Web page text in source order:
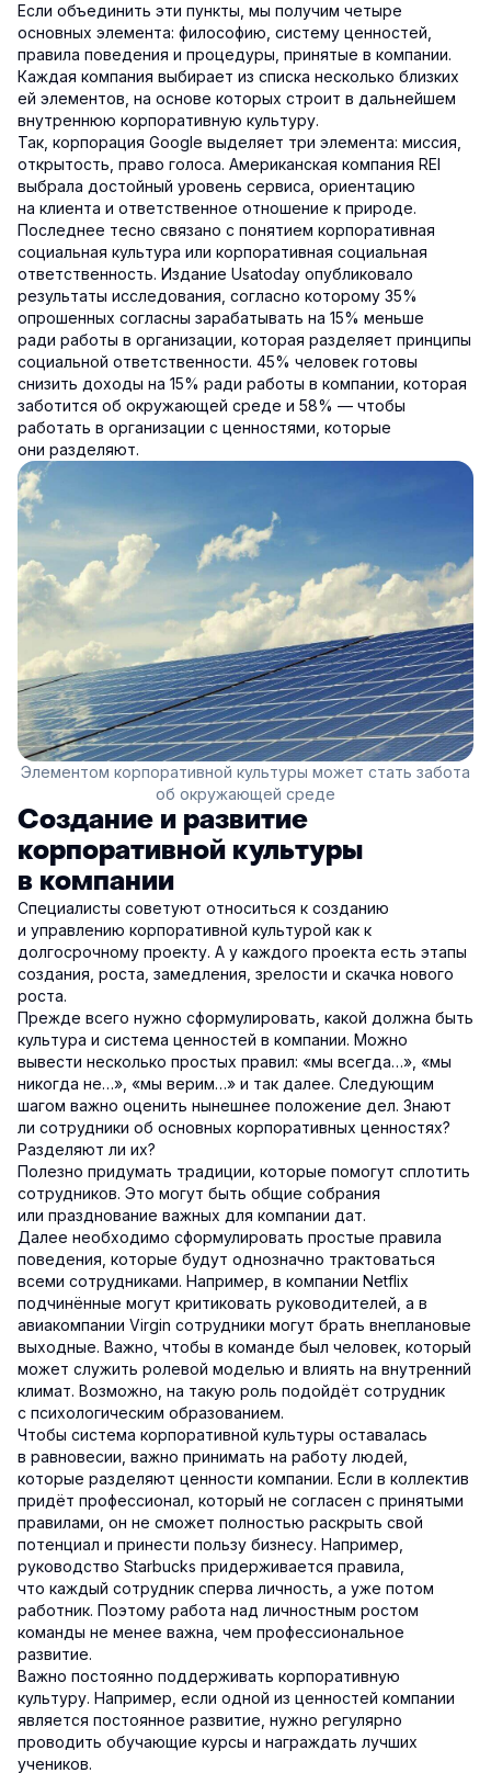
Если объединить эти пункты, мы получим четыре
основных элемента: философию, систему ценностей,
правила поведения и процедуры, принятые в компании.
Каждая компания выбирает из списка несколько близких
ей элементов, на основе которых строит в дальнейшем
внутреннюю корпоративную культуру.
Так, корпорация Google выделяет три элемента: миссия,
открытость, право голоса. Американская компания REI
выбрала достойный уровень сервиса, ориентацию
на клиента и ответственное отношение к природе.
Последнее тесно связано с понятием корпоративная
социальная культура или корпоративная социальная
ответственность. Издание Usatoday опубликовало
результаты исследования, согласно которому 35%
опрошенных согласны зарабатывать на 15% меньше
ради работы в организации, которая разделяет принципы
социальной ответственности. 45% человек готовы
снизить доходы на 15% ради работы в компании, которая
заботится об окружающей среде и 58% — чтобы
работать в организации с ценностями, которые
они разделяют.
Элементом корпоративной культуры может стать забота
об окружающей среде
Создание и развитие
корпоративной культуры
в компании
Специалисты советуют относиться к созданию
и управлению корпоративной культурой как к
долгосрочному проекту. А у каждого проекта есть этапы
создания, роста, замедления, зрелости и скачка нового
роста.
Прежде всего нужно сформулировать, какой должна быть
культура и система ценностей в компании. Можно
вывести несколько простых правил: «мы всегда…», «мы
никогда не…», «мы верим…» и так далее. Следующим
шагом важно оценить нынешнее положение дел. Знают
ли сотрудники об основных корпоративных ценностях?
Разделяют ли их?
Полезно придумать традиции, которые помогут сплотить
сотрудников. Это могут быть общие собрания
или празднование важных для компании дат.
Далее необходимо сформулировать простые правила
поведения, которые будут однозначно трактоваться
всеми сотрудниками. Например, в компании Netflix
подчинённые могут критиковать руководителей, а в
авиакомпании Virgin сотрудники могут брать внеплановые
выходные. Важно, чтобы в команде был человек, который
может служить ролевой моделью и влиять на внутренний
климат. Возможно, на такую роль подойдёт сотрудник
с психологическим образованием.
Чтобы система корпоративной культуры оставалась
в равновесии, важно принимать на работу людей,
которые разделяют ценности компании. Если в коллектив
придёт профессионал, который не согласен с принятыми
правилами, он не сможет полностью раскрыть свой
потенциал и принести пользу бизнесу. Например,
руководство Starbucks придерживается правила,
что каждый сотрудник сперва личность, а уже потом
работник. Поэтому работа над личностным ростом
команды не менее важна, чем профессиональное
развитие.
Важно постоянно поддерживать корпоративную
культуру. Например, если одной из ценностей компании
является постоянное развитие, нужно регулярно
проводить обучающие курсы и награждать лучших
учеников.